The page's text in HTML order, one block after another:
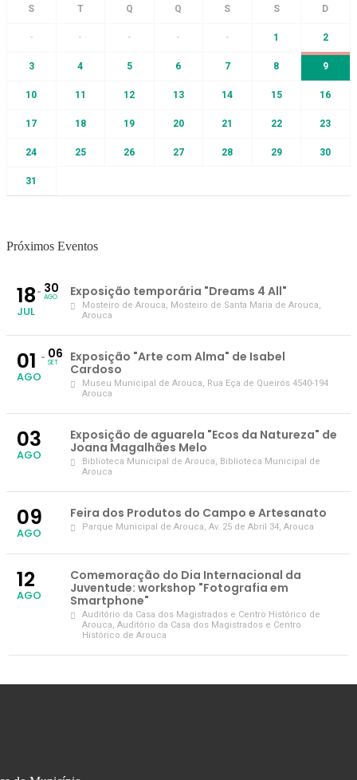
- - - - - 1 2
3 4 5 6 7 8 9
10 11 12 13 14 15 16
17 18 19 20 21 22 23
24 25 26 27 28 29 30
31
Próximos Eventos
18
JUL
30
AGO Exposição temporária "Dreams 4 All"
Mosteiro de Arouca, Mosteiro de Santa Maria de Arouca,
Arouca
01
AGO
06
SET
Exposição "Arte com Alma" de Isabel
Cardoso
Museu Municipal de Arouca, Rua Eça de Queirós 4540-194
Arouca
03
AGO
Exposição de aguarela "Ecos da Natureza" de
Joana Magalhães Melo
Biblioteca Municipal de Arouca, Biblioteca Municipal de
Arouca
09
AGO
Feira dos Produtos do Campo e Artesanato
Parque Municipal de Arouca, Av. 25 de Abril 34, Arouca
12
AGO
Comemoração do Dia Internacional da
Juventude: workshop "Fotografia em
Smartphone"
Auditório da Casa dos Magistrados e Centro Histórico de
Arouca, Auditório da Casa dos Magistrados e Centro
Histórico de Arouca